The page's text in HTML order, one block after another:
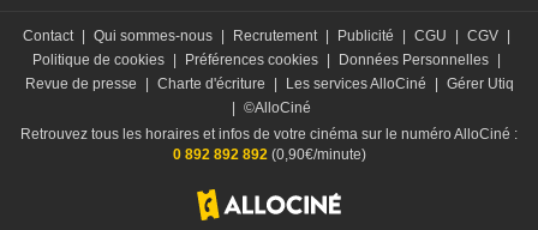
Contact Qui sommes-nous Recrutement Publicité CGU CGV
Politique de cookies
Préférences cookies Données Personnelles
Revue de presse
Charte d'écriture Les services AlloCiné
Gérer Utiq
©AlloCiné
Retrouvez tous les horaires et infos de votre cinéma sur le numéro AlloCiné :
0 892 892 892(0,90€/minute)